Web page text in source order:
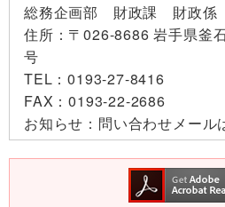
総務企画部 財政課 財政係
住所： 〒026-8686 岩手県釜
号
TEL：0193-27-8416
FAX：0193-22-2686
お知らせ： 問い合わせメール